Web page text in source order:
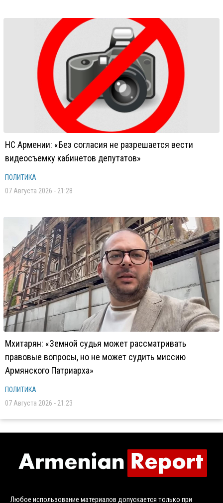
НС Армении: «Без согласия не разрешается вести
видеосъемку кабинетов депутатов»
ПОЛИТИКА
07 Августа 2026 - 21:28
Мхитарян: «Земной судья может рассматривать
правовые вопросы, но не может судить миссию
Армянского Патриарха»
ПОЛИТИКА
07 Августа 2026 - 21:23
Любое использование материалов допускается только при